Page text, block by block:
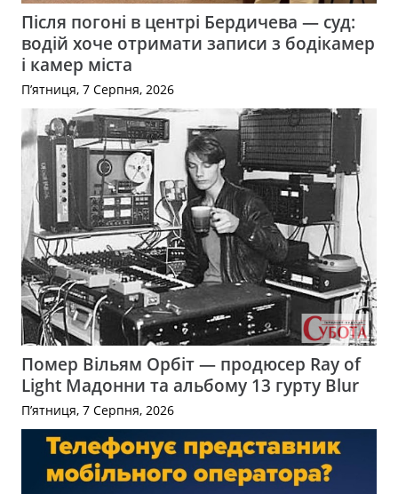
Після погоні в центрі Бердичева — суд:
водій хоче отримати записи з бодікамер
і камер міста
П’ятниця, 7 Серпня, 2026
Помер Вільям Орбіт — продюсер Ray of
Light Мадонни та альбому 13 гурту Blur
П’ятниця, 7 Серпня, 2026